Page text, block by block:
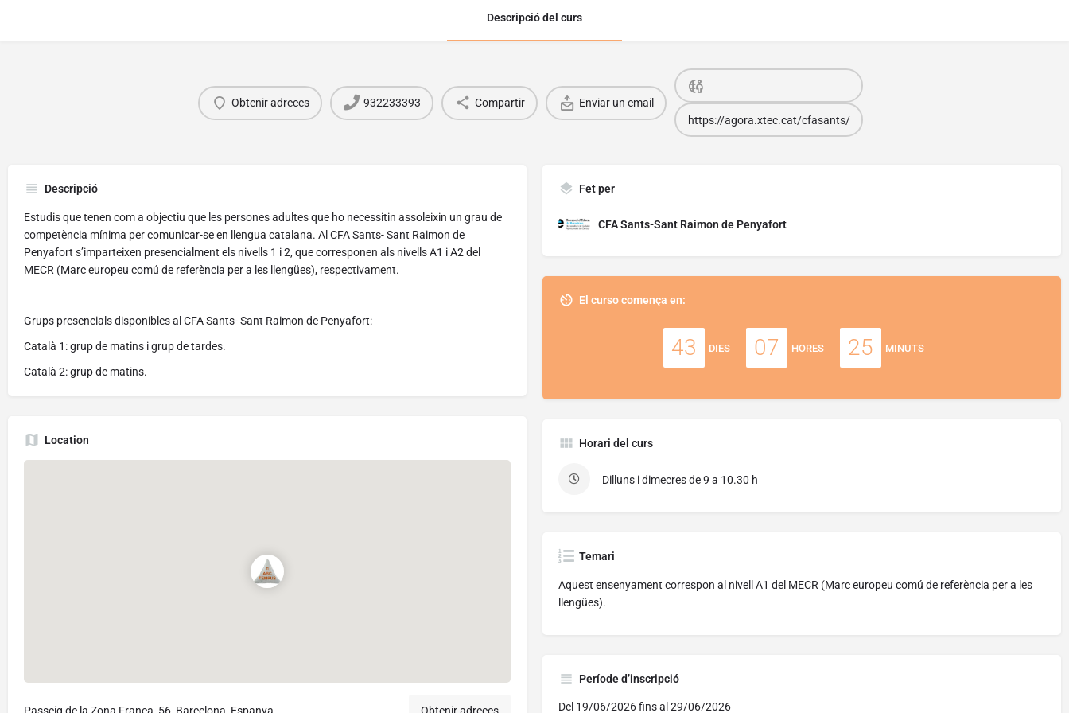
Descripció del curs
Obtenir adreces 932233393 Compartir
Enviar un email
https://agora.xtec.cat/cfasants/
Descripció
Estudis que tenen com a objectiu que les persones adultes que ho necessitin assoleixin un grau de
competència mínima per comunicar-se en llengua catalana. Al CFA Sants- Sant Raimon de
Penyafort s’imparteixen presencialment els nivells 1 i 2,que corresponen als nivells A1 i A2 del
MECR (Marc europeu comú de referència per a les llengües), respectivament.
Grups presencials disponibles al CFA Sants- Sant Raimon de Penyafort:
Català 1: grup de matins i grup de tardes.
Català 2: grup de matins.
Fet per
CFA Sants-Sant Raimon de Penyafort
El curso comença en:
43 DIES 07 HORES 25 MINUTS
Location Horari del curs
Dilluns i dimecres de 9 a 10.30 h
Temari
Aquest ensenyament correspon al nivell A1 del MECR (Marc europeu comú de referència per a les
llengües).
Període d’inscripció
Del 19/06/2026 fins al 29/06/2026